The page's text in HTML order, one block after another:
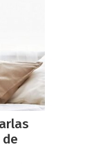
de